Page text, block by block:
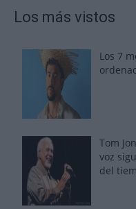
Los más vistos
Los 7
Tom
voz
del